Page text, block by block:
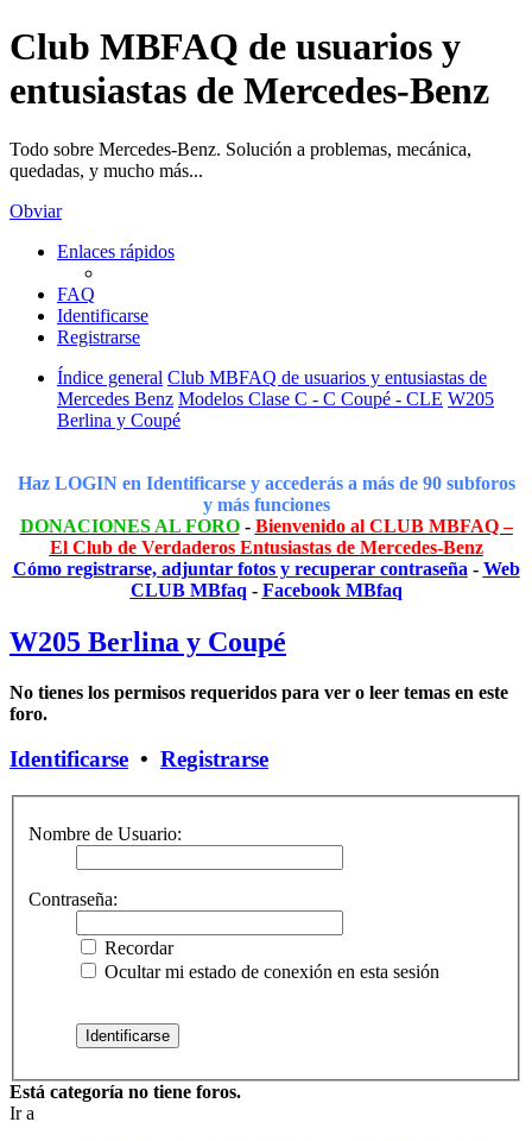
Club MBFAQ de usuarios y
entusiastas de Mercedes-Benz
Todo sobre Mercedes-Benz. Solución a problemas, mecánica,
quedadas, y mucho más...
Obviar
Enlaces rápidos
FAQ
Identificarse
Registrarse
Índice general Club MBFAQ de usuarios y entusiastas de
Mercedes Benz Modelos Clase C - C Coupé - CLE W205
Berlina y Coupé
Haz LOGIN en Identificarse y accederás a más de 90 subforos
y más funciones
DONACIONES AL FORO- Bienvenido al CLUB MBFAQ –
El Club de Verdaderos Entusiastas de Mercedes-Benz
Cómo registrarse, adjuntar fotos y recuperar contraseña - Web
CLUB MBfaq - Facebook MBfaq
W205 Berlina y Coupé
No tienes los permisos requeridos para ver o leer temas en este
foro.
Identificarse • Registrarse
Nombre de Usuario:
Contraseña:
Recordar
Ocultar mi estado de conexión en esta sesión
Está categoría no tiene foros.
Ir a